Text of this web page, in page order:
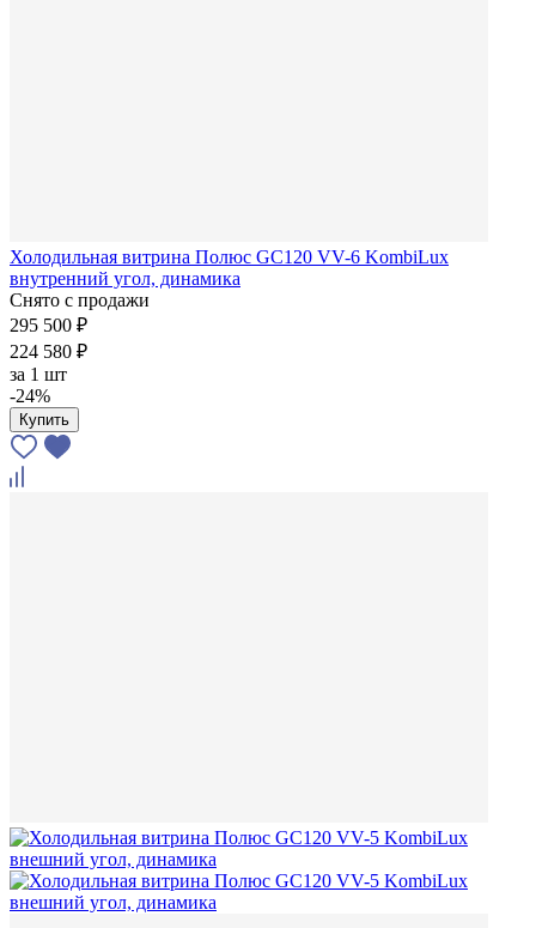
Холодильная витрина Полюс GC120 VV-6 KombiLux
внутренний угол, динамика
Снято с продажи
295 500 ₽
224 580 ₽
за 1 шт
-24%
Купить